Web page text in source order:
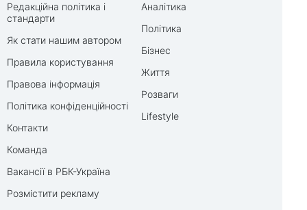
Редакційна політика і
стандарти
Як стати нашим автором
Правила користування
Правова інформація
Політика конфіденційності
Контакти
Команда
Вакансії в РБК-Україна
Розмістити рекламу
Аналітика
Політика
Бізнес
Життя
Розваги
Lifestyle